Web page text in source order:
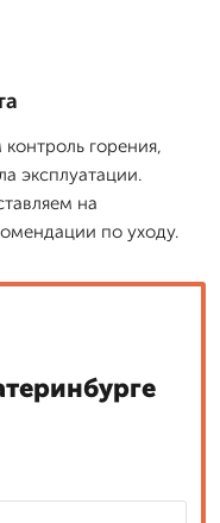
горения,
эксплуатации.
на
по уходу.